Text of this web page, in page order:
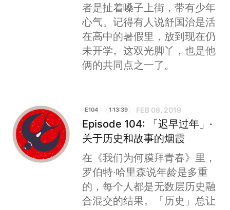
者是扯着嗓子上街，带有少年
心气。记得有人说舒国治是活
在高中的暑假里，放到现在仍
未开学。这双光脚丫，也是他
俩的共同点之一了。
E104 1:13:39 FEB 08, 2019
Episode 104: 「迟早过年」·
关于历史和故事的烟霞
在《我们为何膜拜青春》里，
罗伯特·哈里森说年龄是多重
的，每个人都是无数层历史融
合混交的结果。「历史」总让